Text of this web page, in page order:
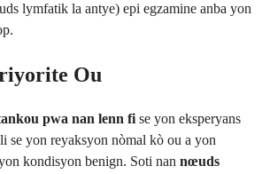
lymfatik la antye) epi egzamine anba yon
Ou
pwa nan lenn fi se yon eksperyans
se yon reyaksyon nòmal kò ou a yon
kondisyon benign. Soti nan nœuds